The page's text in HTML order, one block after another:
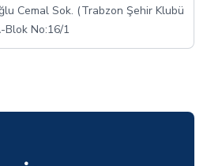
Cemal Sok. (Trabzon Şehir Klubü
Blok No:16/1